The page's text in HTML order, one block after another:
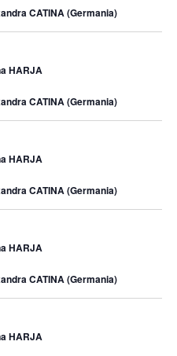
CATINA (Germania)
HARJA
CATINA (Germania)
HARJA
CATINA (Germania)
HARJA
CATINA (Germania)
HARJA